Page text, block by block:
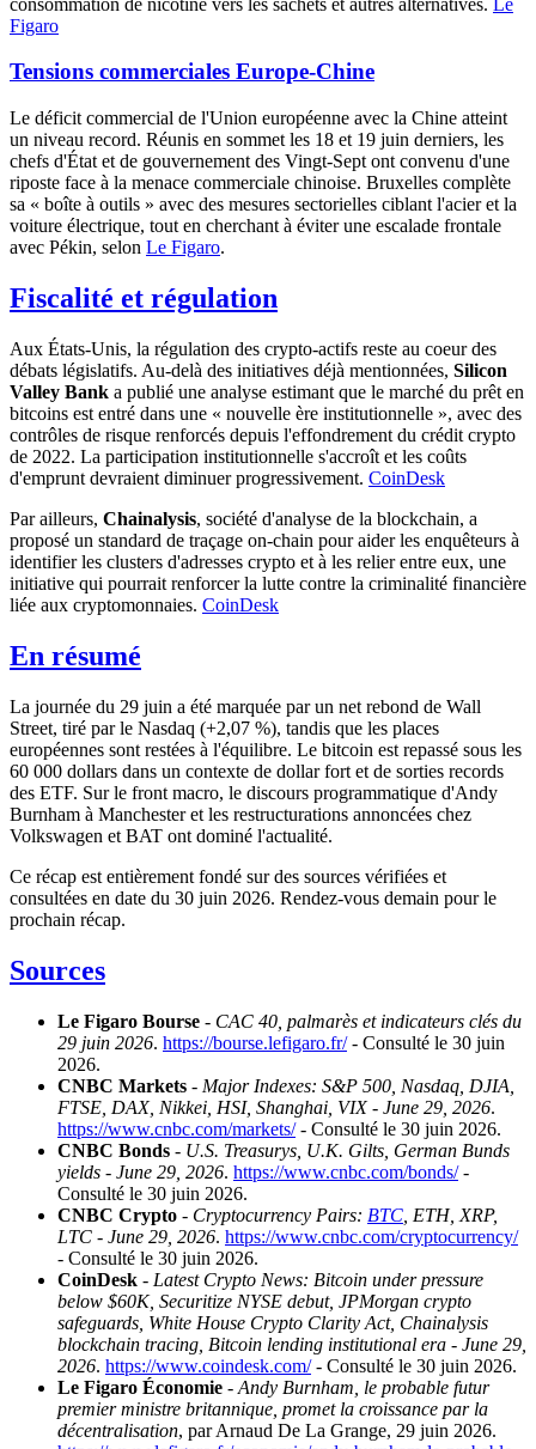
Figaro
Tensions commerciales Europe-Chine
Le déficit commercial de l'Union européenne avec la Chine atteint
un niveau record. Réunis en sommet les 18 et 19 juin derniers, les
chefs d'État et de gouvernement des Vingt-Sept ont convenu d'une
riposte face à la menace commerciale chinoise. Bruxelles complète
sa « boîte à outils » avec des mesures sectorielles ciblant l'acier et la
voiture électrique, tout en cherchant à éviter une escalade frontale
avec Pékin, selon Le Figaro.
Fiscalité et régulation
Aux États-Unis, la régulation des crypto-actifs reste au coeur des
débats législatifs. Au-delà des initiatives déjà mentionnées, Silicon
Valley Bank a publié une analyse estimant que le marché du prêt en
bitcoins est entré dans une « nouvelle ère institutionnelle », avec des
contrôles de risque renforcés depuis l'effondrement du crédit crypto
de 2022. La participation institutionnelle s'accroît et les coûts
d'emprunt devraient diminuer progressivement. CoinDesk
Par ailleurs, Chainalysis, société d'analyse de la blockchain, a
proposé un standard de traçage on-chain pour aider les enquêteurs à
identifier les clusters d'adresses crypto et à les relier entre eux, une
initiative qui pourrait renforcer la lutte contre la criminalité financière
liée aux cryptomonnaies. CoinDesk
En résumé
La journée du 29 juin a été marquée par un net rebond de Wall
Street, tiré par le Nasdaq (+2,07 %), tandis que les places
européennes sont restées à l'équilibre. Le bitcoin est repassé sous les
60 000 dollars dans un contexte de dollar fort et de sorties records
des ETF. Sur le front macro, le discours programmatique d'Andy
Burnham à Manchester et les restructurations annoncées chez
Volkswagen et BAT ont dominé l'actualité.
Ce récap est entièrement fondé sur des sources vérifiées et
consultées en date du 30 juin 2026. Rendez-vous demain pour le
prochain récap.
Sources
Le Figaro Bourse - CAC 40, palmarès et indicateurs clés du
29 juin 2026. https://bourse.lefigaro.fr/- Consulté le 30 juin
2026.
CNBC Markets - Major Indexes: S&P 500, Nasdaq, DJIA,
FTSE, DAX, Nikkei, HSI, Shanghai, VIX - June 29, 2026.
https://www.cnbc.com/markets/- Consulté le 30 juin 2026.
CNBC Bonds - U.S. Treasurys, U.K. Gilts, German Bunds
yields - June 29, 2026. https://www.cnbc.com/bonds/-
Consulté le 30 juin 2026.
CNBC Crypto - Cryptocurrency Pairs: BTC , ETH, XRP,
LTC - June 29, 2026. https://www.cnbc.com/cryptocurrency/
- Consulté le 30 juin 2026.
CoinDesk - Latest Crypto News: Bitcoin under pressure
below $60K, Securitize NYSE debut, JPMorgan crypto
safeguards, White House Crypto Clarity Act, Chainalysis
blockchain tracing, Bitcoin lending institutional era - June 29,
2026. https://www.coindesk.com/- Consulté le 30 juin 2026.
Le Figaro Économie - Andy Burnham, le probable futur
premier ministre britannique, promet la croissance par la
décentralisation, par Arnaud De La Grange, 29 juin 2026.